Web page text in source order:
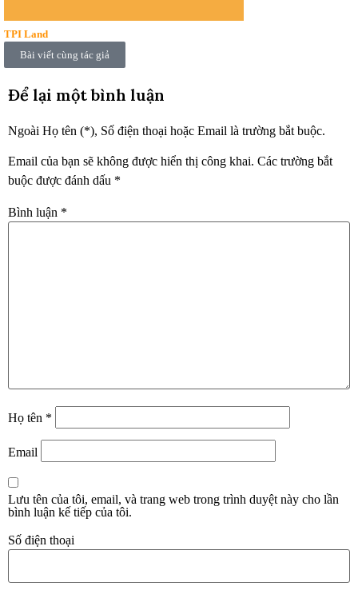
TPI Land
Bài viết cùng tác giả
Để lại một bình luận
Ngoài Họ tên (*), Số điện thoại hoặc Email là trường bắt buộc.
Email của bạn sẽ không được hiển thị công khai. Các trường bắt
buộc được đánh dấu *
Bình luận *
Họ tên *
Email
Lưu tên của tôi, email, và trang web trong trình duyệt này cho lần
bình luận kế tiếp của tôi.
Số điện thoại